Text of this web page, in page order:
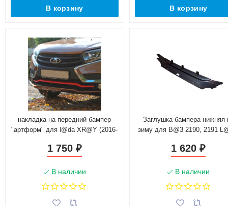
В корзину В корзину
накладка на передний бампер
"артформ" для l@da XR@Y (2016-
1 750 ₽
В наличии
Заглушка бампера нижняя
зиму для B@3 2190, 2191
1 620₽
В наличии